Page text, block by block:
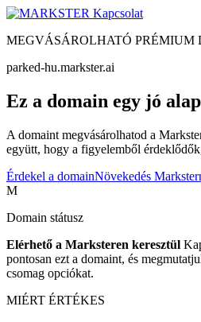
Kapcsolat
MEGVÁSÁROLHATÓ PRÉMIUM
parked-hu.markster.ai
Ez a domain egy jó
A domaint megvásárolhatod a
együtt, hogy a figyelemből
Érdekel a domainNövekedés
M
Domain státusz
Elérhető a Marksteren keresztül
pontosan ezt a domaint, és
csomag opciókat.
MIÉRT ÉRTÉKES